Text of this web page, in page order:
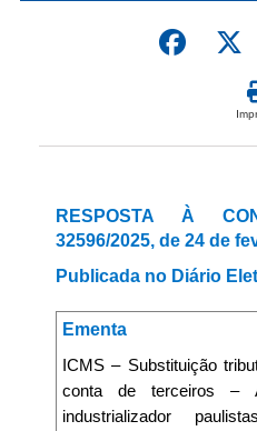
RESPOSTA À
32596/2025, de 24 de
Publicada no Diário
Ementa
ICMS – Substituição
conta de terceiros –
industrializador